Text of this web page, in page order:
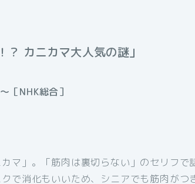
カニカマ大人気の謎」
NHK総合］
マ」。「筋肉は裏切らない」のセリフで
で消化もいいため、シニアでも筋肉がつ